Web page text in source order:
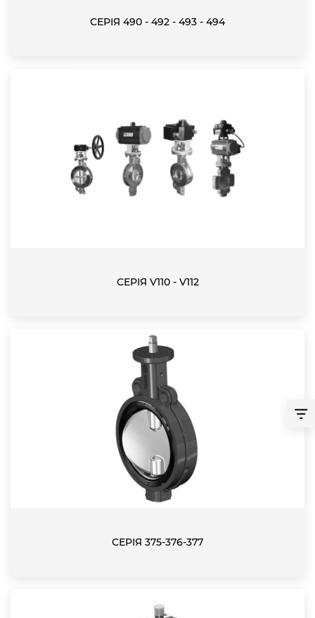
СЕРІЯ 490 - 492 - 493 - 494
СЕРІЯ V110 - V112
СЕРІЯ 375-376-377